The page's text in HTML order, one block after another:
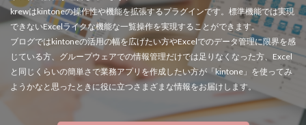
krewはkintoneの操作性や機能を拡張するプラグインです。標準機能では実現
できないExcelライクな機能な一覧操作を実現することができます。
ブログではkintoneの活用の幅を広げたい方やExcelでのデータ管理に限界を感
じている方、グループウェアでの情報管理だけでは足りなくなった方、Excel
と同じくらいの簡単さで業務アプリを作成したい方が「kintone」を使ってみ
ようかなと思ったときに役に立つさまざまな情報をお届けします。